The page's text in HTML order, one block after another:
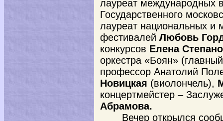
лауреат международных
Государственного
лауреат национальных и
фестивалей Любовь
конкурсов Елена
оркестра «Боян»
профессор Анатолий
Новицкая (виолончель),
концертмейстер –
Абрамова.
Вечер открылся